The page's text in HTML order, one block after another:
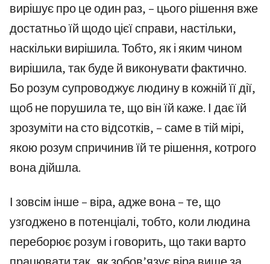
вирішує про це один раз, – цього рішення вже
достатньо їй щодо цієї справи, настільки,
наскільки вирішила. Тобто, як і яким чином
вирішила, так буде й виконувати фактично.
Бо розум супроводжує людину в кожній її дії,
щоб не порушила те, що він їй каже. І дає їй
зрозуміти на сто відсотків, – саме в тій мірі,
якою розум спричинив їй те рішення, котрого
вона дійшла.
І зовсім інше – віра, адже вона – те, що
узгоджено в потенціалі, тобто, коли людина
переборює розум і говорить, що таки варто